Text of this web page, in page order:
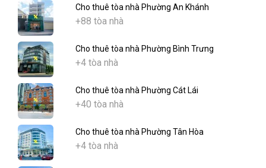
Cho thuê tòa nhà Phường An Khánh
+88 tòa nhà
Cho thuê tòa nhà Phường Bình Trưng
+4 tòa nhà
Cho thuê tòa nhà Phường Cát Lái
+40 tòa nhà
Cho thuê tòa nhà Phường Tân Hòa
+4 tòa nhà